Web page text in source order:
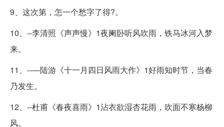
9、这次第，怎一个愁字了得?。
10、--李清照《声声慢》1夜阑卧听风吹雨，铁马冰河入梦
来。
11、--―陆游《十一月四日风雨大作》1好雨知时节，当春
乃发生。
12、--杜甫《春夜喜雨》1沾衣欲湿杏花雨，吹面不寒杨柳
风。